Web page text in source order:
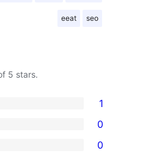
eeat seo
5 stars.
1
0
0